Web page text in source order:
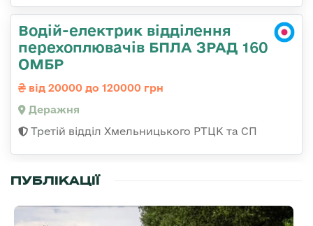
Водій-електрик відділення
перехоплювачів БПЛА ЗРАД 160
ОМБР
від 20000 до 120000 грн
Деражня
Третій відділ Хмельницького РТЦК та СП
ПУБЛІКАЦІЇ